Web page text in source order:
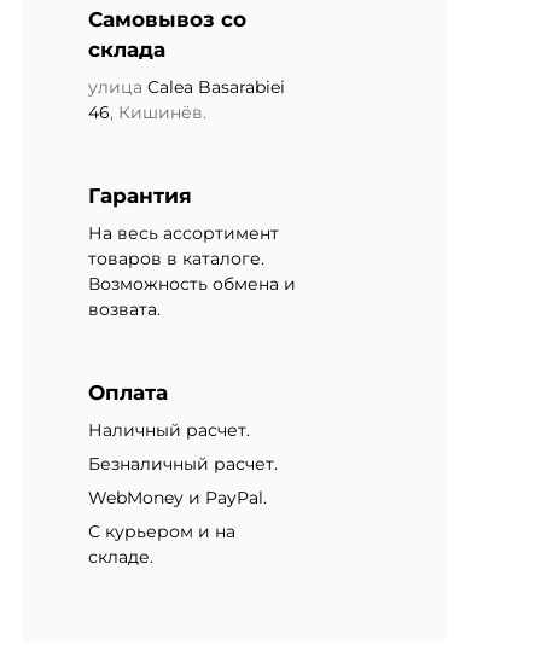
Самовывоз со
склада
улица Calea Basarabiei
46, Кишинёв.
Гарантия
На весь ассортимент
товаров в каталоге.
Возможность обмена и
возвата.
Оплата
Наличный расчет.
Безналичный расчет.
WebMoney и PayPal.
С курьером и на
складе.